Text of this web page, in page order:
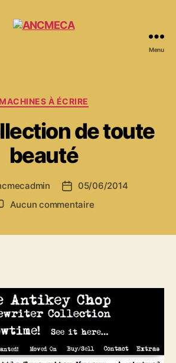
Menu
Catégories
MACHINES À ÉCRIRE
de toute
beauté
Date05/06/2014
Aucun commentairesur